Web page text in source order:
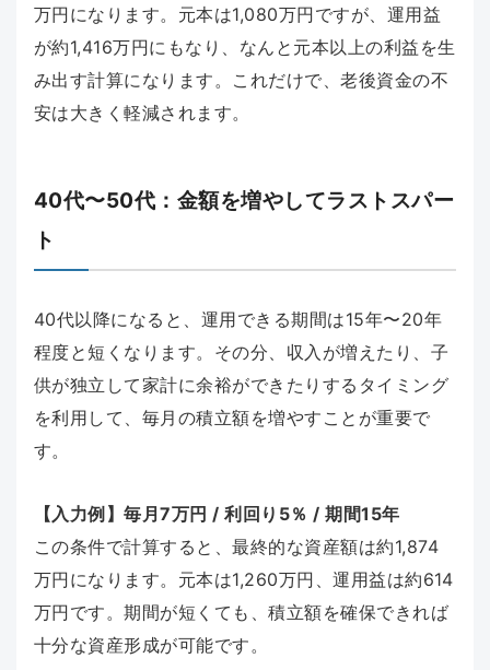
万円になります。元本は1,080万円ですが、運用益
が約1,416万円にもなり、なんと元本以上の利益を生
み出す計算になります。これだけで、老後資金の不
安は大きく軽減されます。
40代〜50代：金額を増やしてラストスパー
ト
40代以降になると、運用できる期間は15年〜20年
程度と短くなります。その分、収入が増えたり、子
供が独立して家計に余裕ができたりするタイミング
を利用して、毎月の積立額を増やすことが重要で
す。
【入力例】毎月7万円 / 利回り5％ / 期間15年
この条件で計算すると、最終的な資産額は約1,874
万円になります。元本は1,260万円、運用益は約614
万円です。期間が短くても、積立額を確保できれば
十分な資産形成が可能です。